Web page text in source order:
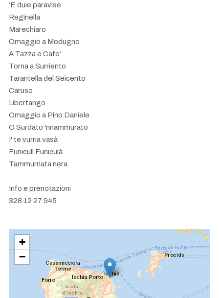
‘E duie paravise
Reginella
Marechiaro
Omaggio a Modugno
A Tazza e Cafe’
Torna a Surriento
Tarantella del Seicento
Caruso
Libertango
Omaggio a Pino Daniele
O Surdato 'nnammurato
I' te vurria vasà
Funiculì Funiculà
Tammurriata nera
Info e prenotazioni
328 12 27 945
+
−